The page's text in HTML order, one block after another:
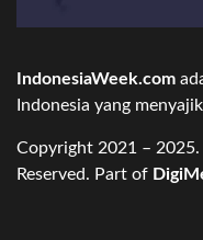
IndonesiaWeek.com
Indonesia yang
Copyright 2021 – 2025.
Reserved. Part of